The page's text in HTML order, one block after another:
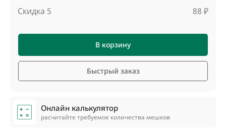
Скидка 5
88 ₽
В корзину
Быстрый заказ
Онлайн калькулятор
расчитайте требуемое количества мешков